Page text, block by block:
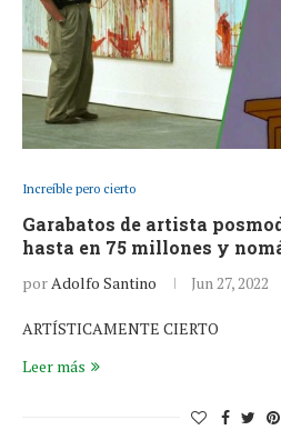
Increíble pero cierto
Garabatos de artista
hasta en 75 millones y
porAdolfo Santino Jun 27, 2022
ARTÍSTICAMENTE CIERTO
Leer más